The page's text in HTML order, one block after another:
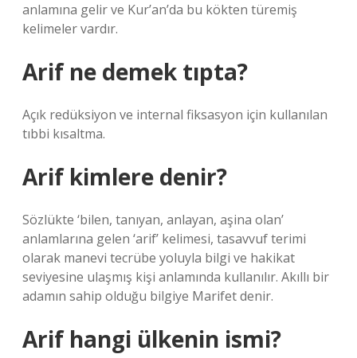
anlamına gelir ve Kur’an’da bu kökten türemiş
kelimeler vardır.
Arif ne demek tıpta?
Açık redüksiyon ve internal fiksasyon için kullanılan
tıbbi kısaltma.
Arif kimlere denir?
Sözlükte ‘bilen, tanıyan, anlayan, aşina olan’
anlamlarına gelen ‘arif’ kelimesi, tasavvuf terimi
olarak manevi tecrübe yoluyla bilgi ve hakikat
seviyesine ulaşmış kişi anlamında kullanılır. Akıllı bir
adamın sahip olduğu bilgiye Marifet denir.
Arif hangi ülkenin ismi?